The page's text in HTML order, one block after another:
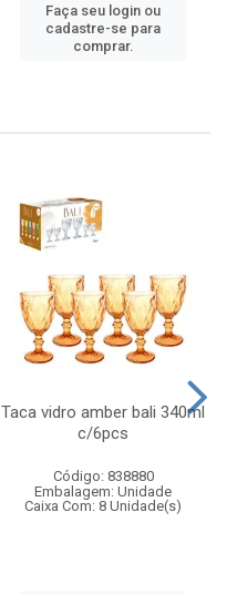
Faça seu login ou
cadastre-se para
comprar.
Taca vidro amber bali 340ml
c/6pcs
Código: 838880
Embalagem: Unidade
Caixa Com: 8 Unidade(s)